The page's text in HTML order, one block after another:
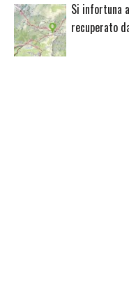
Si infortuna
recuperato